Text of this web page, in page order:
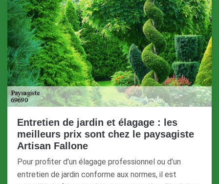
Entretien de jardin et élagage : les
meilleurs prix sont chez le paysagiste
Artisan Fallone
Pour profiter d’un élagage professionnel ou d’un
entretien de jardin conforme aux normes, il est